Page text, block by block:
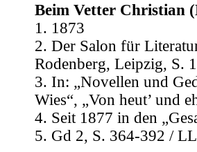
Beim Vetter Christian
1. 1873
2. Der Salon für
Rodenberg, Leipzig, S.
3. In: „Novellen und
Wies“, „Von heut’ und
4. Seit 1877 in den
5. Gd 2, S. 364-392 /